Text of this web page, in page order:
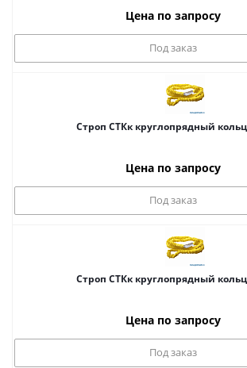
Цена по запросу
Под заказ
Строп СТКк круглопрядный
Цена по запросу
Под заказ
Строп СТКк круглопрядный
Цена по запросу
Под заказ